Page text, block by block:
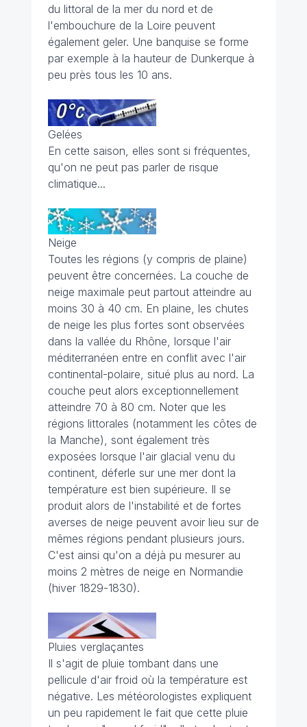
du littoral de la mer du nord et de
l'embouchure de la Loire peuvent
également geler. Une banquise se forme
par exemple à la hauteur de Dunkerque à
peu près tous les 10 ans.
Gelées
En cette saison, elles sont si fréquentes,
qu'on ne peut pas parler de risque
climatique...
Neige
Toutes les régions (y compris de plaine)
peuvent être concernées. La couche de
neige maximale peut partout atteindre au
moins 30 à 40 cm. En plaine, les chutes
de neige les plus fortes sont observées
dans la vallée du Rhône, lorsque l'air
méditerranéen entre en conflit avec l'air
continental-polaire, situé plus au nord. La
couche peut alors exceptionnellement
atteindre 70 à 80 cm. Noter que les
régions littorales (notamment les côtes de
la Manche), sont également très
exposées lorsque l'air glacial venu du
continent, déferle sur une mer dont la
température est bien supérieure. Il se
produit alors de l'instabilité et de fortes
averses de neige peuvent avoir lieu sur de
mêmes régions pendant plusieurs jours.
C'est ainsi qu'on a déjà pu mesurer au
moins 2 mètres de neige en Normandie
(hiver 1829-1830).
Pluies verglaçantes
Il s'agit de pluie tombant dans une
pellicule d'air froid où la température est
négative. Les météorologistes expliquent
un peu rapidement le fait que cette pluie